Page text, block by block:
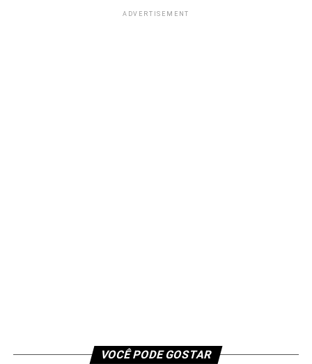
ADVERTISEMENT
VOCÊ PODE GOSTAR